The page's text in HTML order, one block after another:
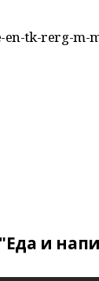
en-tk-rerg-m-
и